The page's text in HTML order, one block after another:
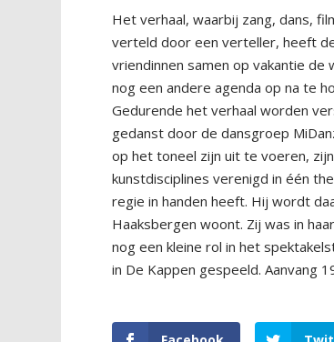
Het verhaal, waarbij zang, dans,
verteld door een verteller, heeft
vriendinnen samen op vakantie
nog een andere agenda op na te
Gedurende het verhaal worden
gedanst door de dansgroep
op het toneel zijn uit te voeren,
kunstdisciplines verenigd in één
regie in handen heeft. Hij wordt
Haaksbergen woont. Zij was in
nog een kleine rol in het
in De Kappen gespeeld. Aanvang